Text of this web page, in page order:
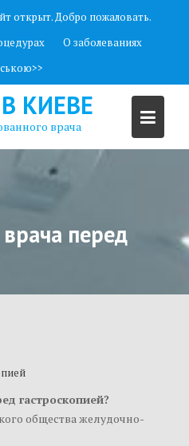
открыт. Добро пожаловать.
О заболеваниях
КИЕВЕ
врача
перед
гастроскопией?
общества желудочно-